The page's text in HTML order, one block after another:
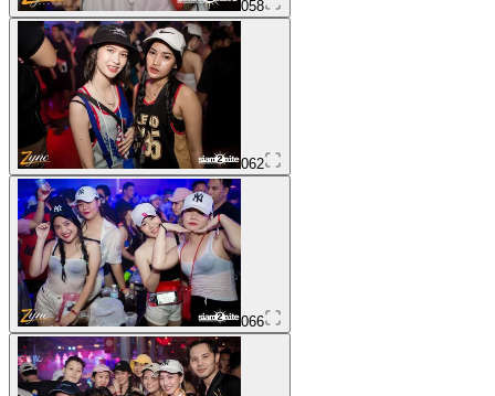
058
062
066